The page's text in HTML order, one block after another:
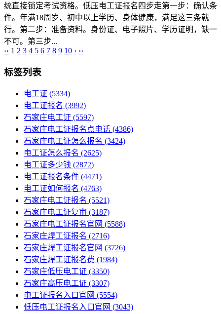
统直接锁定考试资格。低压电工证报名四步走第一步：确认条
件。年满18周岁、初中以上学历、身体健康，满足这三条就
行。第二步：准备资料。身份证、电子照片、学历证明，缺一
不可。第三步...
‹‹ 1 2 3 4 5 6 7 8 9 10 › ››
标签列表
电工证 (5334)
电工证报名 (3992)
石家庄电工证 (5597)
石家庄电工证报名点电话 (4386)
石家庄电工证怎么报名 (3424)
电工证怎么报名 (2625)
电工证多少钱 (2872)
电工证报名条件 (4471)
电工证如何报名 (4763)
石家庄电工证报名 (5521)
石家庄电工证复审 (3187)
石家庄电工证报名官网 (5588)
石家庄焊工证报名 (2716)
石家庄焊工证报名官网 (3726)
石家庄焊工证报名费 (1984)
石家庄低压电工证 (3350)
石家庄高压电工证 (3307)
电工证报名入口官网 (5554)
低压电工证报名入口官网 (3043)